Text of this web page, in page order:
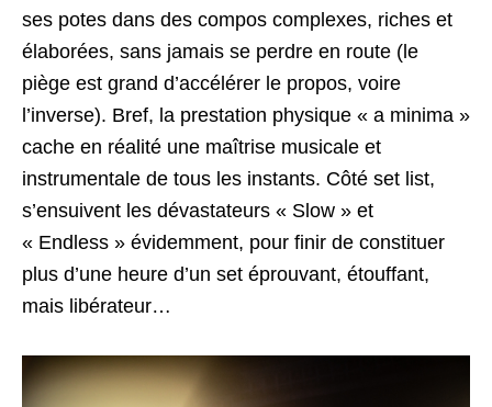
ses potes dans des compos complexes, riches et
élaborées, sans jamais se perdre en route (le
piège est grand d’accélérer le propos, voire
l’inverse). Bref, la prestation physique « a minima »
cache en réalité une maîtrise musicale et
instrumentale de tous les instants. Côté set list,
s’ensuivent les dévastateurs « Slow » et
« Endless » évidemment, pour finir de constituer
plus d’une heure d’un set éprouvant, étouffant,
mais libérateur…